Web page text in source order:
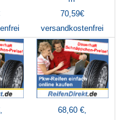
70,59€
versandkostenfrei
68,60 €,